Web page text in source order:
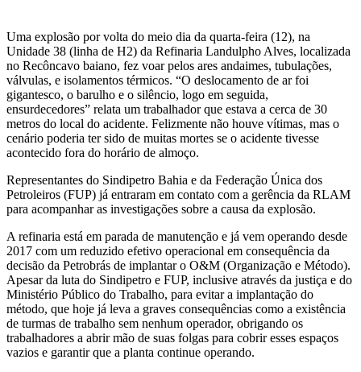
Uma explosão por volta do meio dia da quarta-feira (12), na
Unidade 38 (linha de H2) da Refinaria Landulpho Alves, localizada
no Recôncavo baiano, fez voar pelos ares andaimes, tubulações,
válvulas, e isolamentos térmicos. “O deslocamento de ar foi
gigantesco, o barulho e o silêncio, logo em seguida,
ensurdecedores” relata um trabalhador que estava a cerca de 30
metros do local do acidente. Felizmente não houve vítimas, mas o
cenário poderia ter sido de muitas mortes se o acidente tivesse
acontecido fora do horário de almoço.
Representantes do Sindipetro Bahia e da Federação Única dos
Petroleiros (FUP) já entraram em contato com a gerência da RLAM
para acompanhar as investigações sobre a causa da explosão.
A refinaria está em parada de manutenção e já vem operando desde
2017 com um reduzido efetivo operacional em consequência da
decisão da Petrobrás de implantar o O&M (Organização e Método).
Apesar da luta do Sindipetro e FUP, inclusive através da justiça e do
Ministério Público do Trabalho, para evitar a implantação do
método, que hoje já leva a graves consequências como a existência
de turmas de trabalho sem nenhum operador, obrigando os
trabalhadores a abrir mão de suas folgas para cobrir esses espaços
vazios e garantir que a planta continue operando.